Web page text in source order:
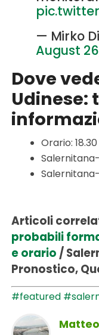
— Mirko
August
Dove
Udinese:
Orario: 18.30
Articoli
probabili
e orario /
Pronostico,
#featured